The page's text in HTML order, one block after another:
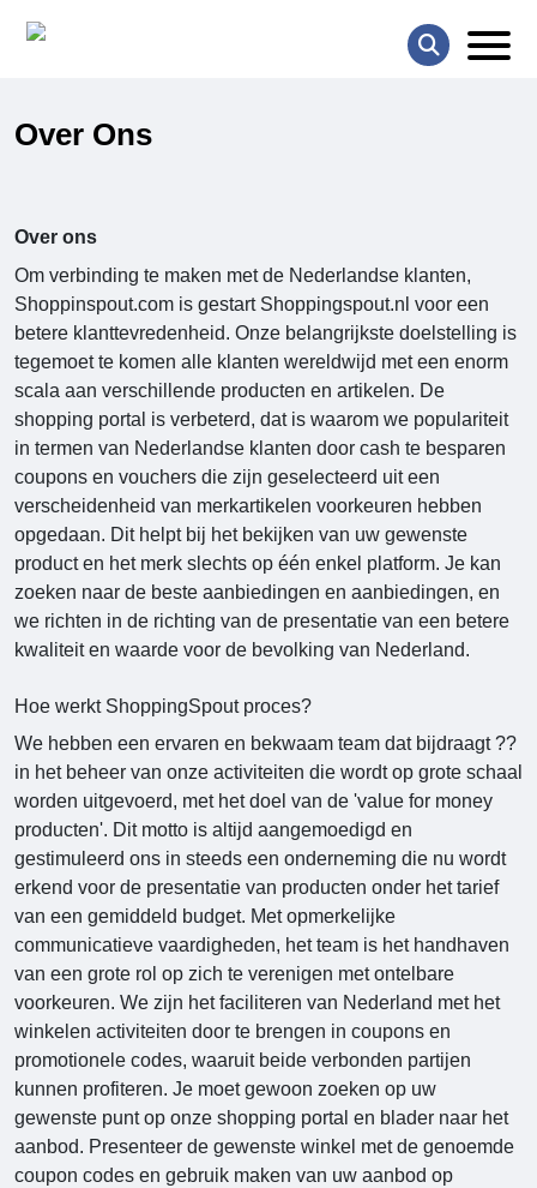
Over Ons
Over ons
Om verbinding te maken met de Nederlandse klanten,
Shoppinspout.com is gestart Shoppingspout.nl voor een
betere klanttevredenheid. Onze belangrijkste doelstelling is
tegemoet te komen alle klanten wereldwijd met een enorm
scala aan verschillende producten en artikelen. De
shopping portal is verbeterd, dat is waarom we populariteit
in termen van Nederlandse klanten door cash te besparen
coupons en vouchers die zijn geselecteerd uit een
verscheidenheid van merkartikelen voorkeuren hebben
opgedaan. Dit helpt bij het bekijken van uw gewenste
product en het merk slechts op één enkel platform. Je kan
zoeken naar de beste aanbiedingen en aanbiedingen, en
we richten in de richting van de presentatie van een betere
kwaliteit en waarde voor de bevolking van Nederland.
Hoe werkt ShoppingSpout proces?
We hebben een ervaren en bekwaam team dat bijdraagt ??
in het beheer van onze activiteiten die wordt op grote schaal
worden uitgevoerd, met het doel van de 'value for money
producten'. Dit motto is altijd aangemoedigd en
gestimuleerd ons in steeds een onderneming die nu wordt
erkend voor de presentatie van producten onder het tarief
van een gemiddeld budget. Met opmerkelijke
communicatieve vaardigheden, het team is het handhaven
van een grote rol op zich te verenigen met ontelbare
voorkeuren. We zijn het faciliteren van Nederland met het
winkelen activiteiten door te brengen in coupons en
promotionele codes, waaruit beide verbonden partijen
kunnen profiteren. Je moet gewoon zoeken op uw
gewenste punt op onze shopping portal en blader naar het
aanbod. Presenteer de gewenste winkel met de genoemde
coupon codes en gebruik maken van uw aanbod op